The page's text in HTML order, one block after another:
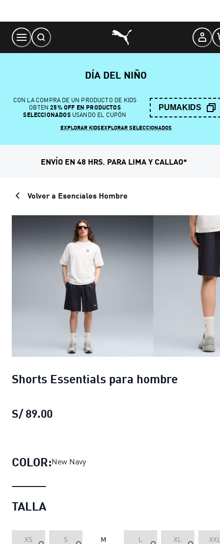
Content
DÍA DEL NIÑO
CON LA COMPRA DE UN PRODUCTO DE KIDS
OBTEN 25% OFF EN PRODUCTOS
SELECCIONADOSUSANDO EL CUPÓN
PUMAKIDS
EXPLORAR KIDSEXPLORAR SELECCIONADOS
ENVÍO EN 48 HRS. PARA LIMA Y CALLAO*
Volver a Esenciales Hombre
Shorts Essentials para hombre
S/ 89.00
COLOR:New Navy
TALLA
XS S M L XL